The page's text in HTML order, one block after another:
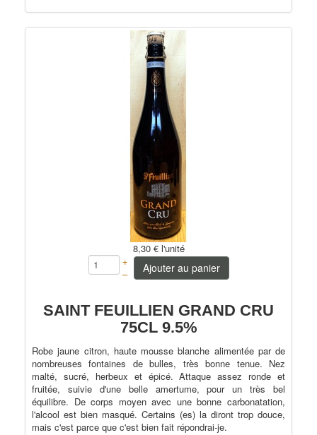
8,30 € l'unité
+
–
Ajouter au panier
SAINT FEUILLIEN GRAND CRU
75CL 9.5%
Robe jaune citron, haute mousse blanche alimentée par de
nombreuses fontaines de bulles, très bonne tenue. Nez
malté, sucré, herbeux et épicé. Attaque assez ronde et
fruitée, suivie d'une belle amertume, pour un très bel
équilibre. De corps moyen avec une bonne carbonatation,
l'alcool est bien masqué. Certains (es) la diront trop douce,
mais c'est parce que c'est bien fait répondrai-je.